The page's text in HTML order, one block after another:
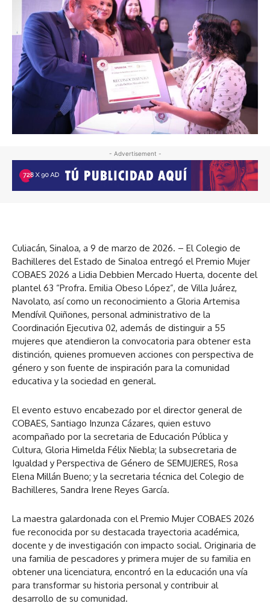
- Advertisement -
Culiacán, Sinaloa, a 9 de marzo de 2026. – El Colegio de
Bachilleres del Estado de Sinaloa entregó el Premio Mujer
COBAES 2026 a Lidia Debbien Mercado Huerta, docente del
plantel 63 “Profra. Emilia Obeso López”, de Villa Juárez,
Navolato, así como un reconocimiento a Gloria Artemisa
Mendívil Quiñones, personal administrativo de la
Coordinación Ejecutiva 02, además de distinguir a 55
mujeres que atendieron la convocatoria para obtener esta
distinción, quienes promueven acciones con perspectiva de
género y son fuente de inspiración para la comunidad
educativa y la sociedad en general.
El evento estuvo encabezado por el director general de
COBAES, Santiago Inzunza Cázares, quien estuvo
acompañado por la secretaria de Educación Pública y
Cultura, Gloria Himelda Félix Niebla; la subsecretaria de
Igualdad y Perspectiva de Género de SEMUJERES, Rosa
Elena Millán Bueno; y la secretaria técnica del Colegio de
Bachilleres, Sandra Irene Reyes García.
La maestra galardonada con el Premio Mujer COBAES 2026
fue reconocida por su destacada trayectoria académica,
docente y de investigación con impacto social. Originaria de
una familia de pescadores y primera mujer de su familia en
obtener una licenciatura, encontró en la educación una vía
para transformar su historia personal y contribuir al
desarrollo de su comunidad.